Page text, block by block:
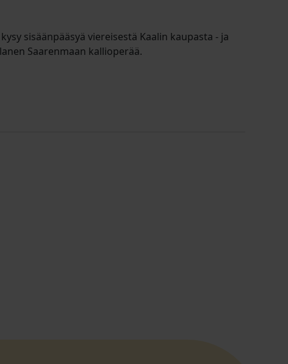
sisäänpääsyä viereisestä Kaalin kaupasta - ja
Saarenmaan kallioperää.